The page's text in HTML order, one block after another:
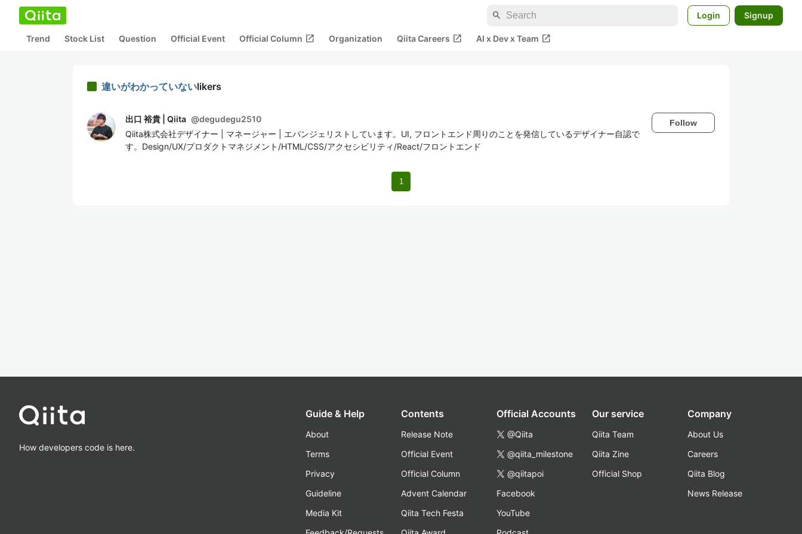
search Login Signup
Trend Stock List Question Official Event Official Column open_in_new Organization Qiita Careers open_in_new AI x Dev x Team open_in_new
違いがわかっていないlikers
出口 裕貴 | Qiita @degudegu2510
Qiita株式会社デザイナー | マネージャー | エバンジェリストしています。UI, フロントエンド周りのことを発信しているデザイナー自認で
す。Design/UX/プロダクトマネジメント/HTML/CSS/アクセシビリティ/React/フロントエンド
Follow
1
How developers code is here.
Guide & Help
About
Terms
Privacy
Guideline
Media Kit
Contents
Release Note
Official Event
Official Column
Advent Calendar
Qiita Tech Festa
Official Accounts
@Qiita
@qiita_milestone
@qiitapoi
Facebook
YouTube
Our service
Qiita Team
Qiita Zine
Official Shop
Company
About Us
Careers
Qiita Blog
News Release